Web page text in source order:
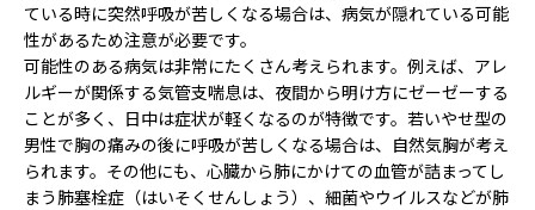
ている時に突然呼吸が苦しくなる場合は、病気が隠れている可能
性があるため注意が必要です。
可能性のある病気は非常にたくさん考えられます。例えば、アレ
ルギーが関係する気管支喘息は、夜間から明け方にゼーゼーする
ことが多く、日中は症状が軽くなるのが特徴です。若いやせ型の
男性で胸の痛みの後に呼吸が苦しくなる場合は、自然気胸が考え
られます。その他にも、心臓から肺にかけての血管が詰まってし
まう肺塞栓症（はいそくせんしょう）、細菌やウイルスなどが肺